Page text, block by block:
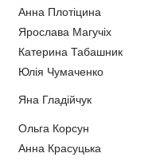
Анна Плотіцина
Ярослава Магучіх
Катерина Табашник
Юлія Чумаченко
Яна Гладійчук
Ольга Корсун
Анна Красуцька